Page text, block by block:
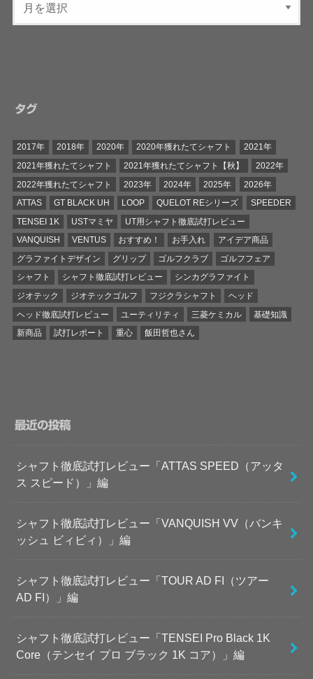
タグ
2017年 2018年 2020年 2020年獲れたてシャフト
2021年
2021年獲れたてシャフト
2021年獲れたてシャフト【秋】
2022年
2022年獲れたてシャフト
2023年 2024年 2025年
2026年
ATTAS
GT BLACK UH LOOP QUELOT REシリーズ
SPEEDER
TENSEI 1K
USTマミヤ
UT用シャフト徹底試打レビュー
VANQUISH
VENTUS おすすめ！ お手入れ
アイデア商品
グラファイトデザイン
グリップ ゴルフクラブ
ゴルフフェア
シャフト
シャフト徹底試打レビュー
シンカグラファイト
ジオテック
ジオテックゴルフ フジクラシャフト
ヘッド
ヘッド徹底試打レビュー
ユーティリティ 三菱ケミカル
基礎知識
新商品
試打レポート 重心 飯田哲也さん
最近の投稿
シャフト徹底試打レビュー「ATTAS SPEED（アッタ
ス スピード）」編
シャフト徹底試打レビュー「VANQUISH VV（バンキ
ッシュ ビィビィ）」編
シャフト徹底試打レビュー「TOUR AD FI（ツアー
AD FI）」編
シャフト徹底試打レビュー「TENSEI Pro Black 1K
Core（テンセイ プロ ブラック 1K コア）」編